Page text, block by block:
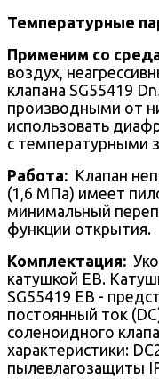
Температурные
Применим со
воздух,
клапана SG55419
производными от
использовать
с температурными
Работа: Клапан
(1,6 МПа) имеет
минимальный
функции открытия.
Комплектация:
катушкой EB.
SG55419 EB -
постоянный ток
соленоидного
характеристики:
пылевлагозащиты